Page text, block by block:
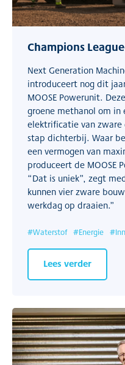
Champions
Next Generation
introduceert nog dit
MOOSE Powerunit.
groene methanol om
elektrificatie van zware
stap dichterbij. Waar
een vermogen van
produceert de MOOSE
“Dat is uniek”, zegt
kunnen vier zware
werkdag op draaien.”
#Waterstof #Energie #
Lees verder